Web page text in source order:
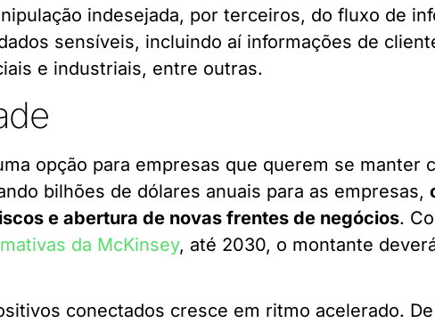
indesejada, por terceiros, do fluxo de
sensíveis, incluindo aí informações de
e industriais, entre outras.
opção para empresas que querem se manter
bilhões de dólares anuais para as empresas,
e abertura de novas frentes de negócios.
da McKinsey, até 2030, o montante
conectados cresce em ritmo acelerado.